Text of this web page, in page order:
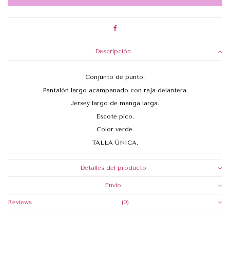
Descripción
Conjunto de punto.
Pantalón largo acampanado con raja delantera.
Jersey largo de manga larga.
Escote pico.
Color verde.
TALLA ÚNICA.
Detalles del producto
Envio
Reviews (0)